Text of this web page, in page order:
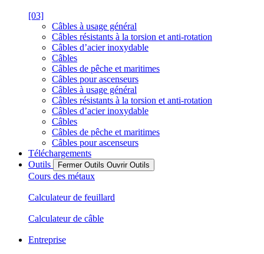
[03]
Câbles à usage général
Câbles résistants à la torsion et anti-rotation
Câbles d’acier inoxydable
Câbles
Câbles de pêche et maritimes
Câbles pour ascenseurs
Câbles à usage général
Câbles résistants à la torsion et anti-rotation
Câbles d’acier inoxydable
Câbles
Câbles de pêche et maritimes
Câbles pour ascenseurs
Téléchargements
Outils
Fermer Outils Ouvrir Outils
Cours des métaux
Calculateur de feuillard
Calculateur de câble
Entreprise